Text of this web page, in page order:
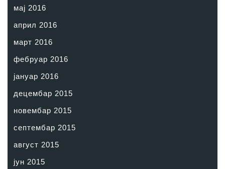
мај 2016
април 2016
март 2016
фебруар 2016
јануар 2016
децембар 2015
новембар 2015
септембар 2015
август 2015
јун 2015